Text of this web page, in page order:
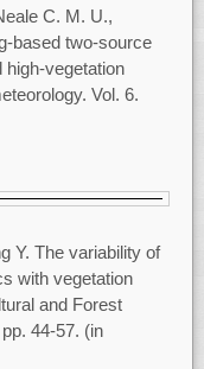
C. M. U.,
based two-source
high-vegetation
Vol. 6.
Y. The variability of
with vegetation
and Forest
44-57. (in